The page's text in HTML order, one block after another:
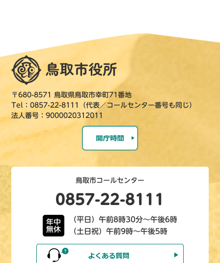
〒680-8571 鳥取県鳥取市幸町71番地
Tel：0857-22-8111（代表／コールセンター番号も同じ）
法人番号：9000020312011
鳥取市コールセンター
0857-22-8111
年中
無休
（平日）午前8時30分～午後6時
（土日祝）午前9時～午後5時